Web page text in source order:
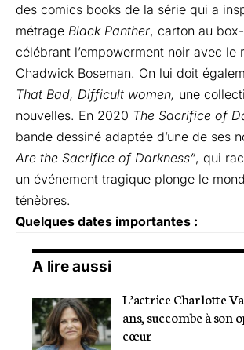
des comics books de la série qui a
métrage Black Panther, carton au
célébrant l’empowerment noir avec le
Chadwick Boseman. On lui doit
That Bad, Difficult women, une
nouvelles. En 2020 The Sacrifice of
bande dessiné adaptée d’une de ses
Are the Sacrifice of Darkness”, qui
un événement tragique plonge le
ténèbres.
Quelques dates importantes :
A lire aussi
L’actrice Charlotte
ans, succombe à son
cœur